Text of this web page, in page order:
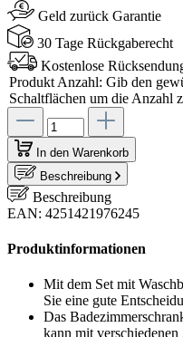
Geld zurück Garantie
30 Tage Rückgaberecht
Kostenlose
Produkt Anzahl: Gib den
Schaltflächen um die Anzahl
In den Warenkorb
Beschreibung
Beschreibung
EAN: 4251421976245
Produktinformationen
Mit dem Set mit
Sie eine gute
Das
kann mit